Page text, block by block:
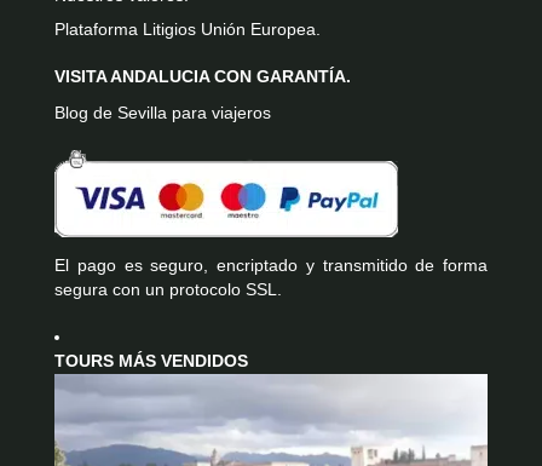
Plataforma Litigios Unión Europea.
VISITA ANDALUCIA CON GARANTÍA.
Blog de Sevilla para viajeros
El pago es seguro, encriptado y transmitido de forma
segura con un protocolo SSL.
TOURS MÁS VENDIDOS